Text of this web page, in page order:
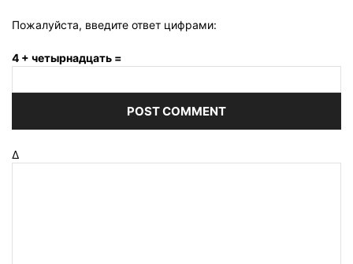
Пожалуйста, введите ответ цифрами:
4 + четырнадцать =
Δ